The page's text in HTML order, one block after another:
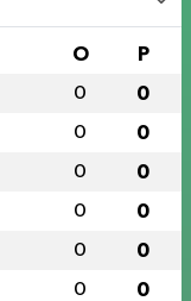
O P
0 0
0 0
0 0
0 0
0 0
0 0